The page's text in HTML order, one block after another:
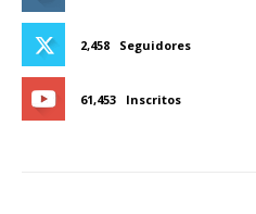
2,458 Seguidores
61,453 Inscritos